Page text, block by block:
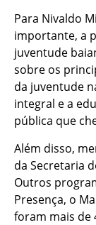
Para Nivaldo
importante, a
juventude
sobre os
da juventude
integral e a
pública que
Além disso,
da Secretaria
Outros
Presença, o
foram mais de